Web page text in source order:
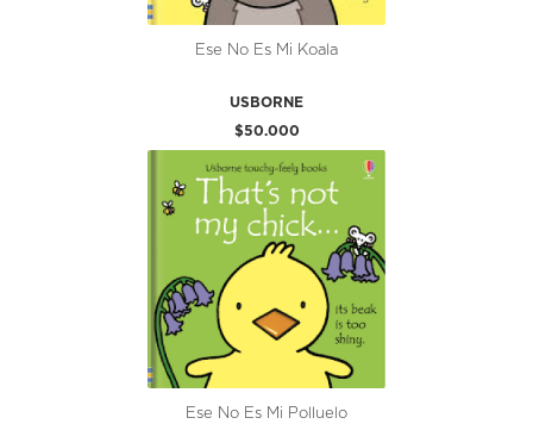
Ese No Es Mi Koala
USBORNE
$50.000
Ese No Es Mi Polluelo